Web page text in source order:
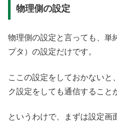
物理側の設定
物理側の設定と言っても、単
プタ）の設定だけです。
ここの設定をしておかないと
ク設定をしても通信すること
というわけで、まずは設定画